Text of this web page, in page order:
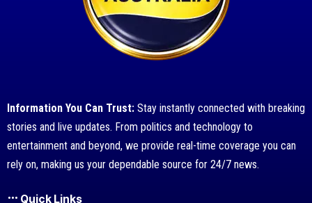
Information You Can Trust: Stay instantly connected with breaking
stories and live updates. From politics and technology to
entertainment and beyond, we provide real-time coverage you can
rely on, making us your dependable source for 24/7 news.
Quick Links